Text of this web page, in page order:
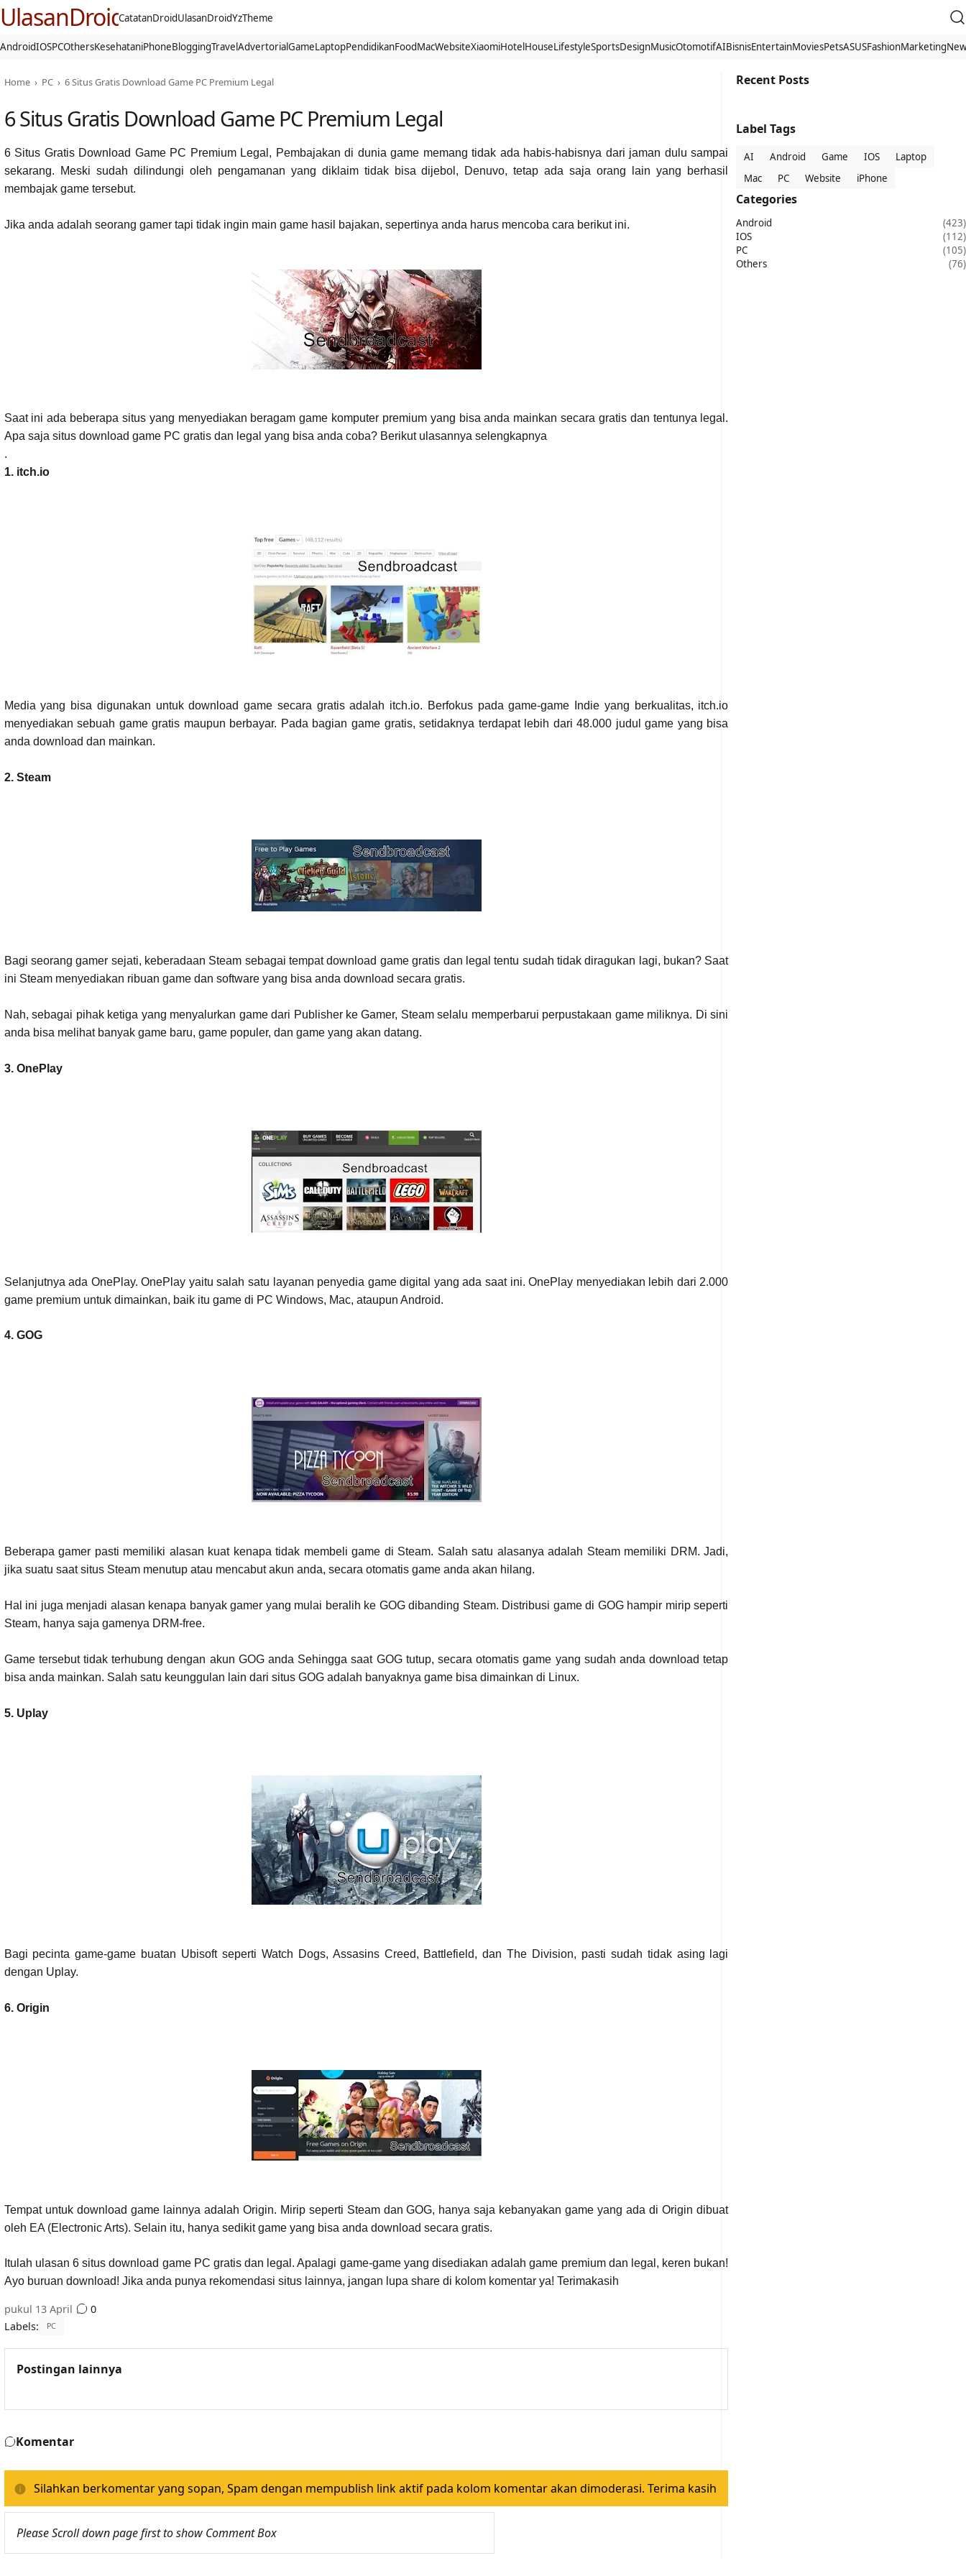
UlasanDroidCatatanDroidUlasanDroidYzTheme
AndroidIOSPCOthersKesehataniPhoneBloggingTravelAdvertorialGameLaptopPendidikanFoodMacWebsiteXiaomiHotelHouseLifestyleSportsDesignMusicOtomotifAIBisnisEntertainMoviesPetsASUSFashionMarketing
Home › PC › 6 Situs Gratis Download Game PC Premium Legal
6 Situs Gratis Download Game PC Premium Legal
6 Situs Gratis Download Game PC Premium Legal, Pembajakan di dunia game memang tidak ada habis-habisnya dari jaman dulu sampai
sekarang. Meski sudah dilindungi oleh pengamanan yang diklaim tidak bisa dijebol, Denuvo, tetap ada saja orang lain yang berhasil
membajak game tersebut.
Jika anda adalah seorang gamer tapi tidak ingin main game hasil bajakan, sepertinya anda harus mencoba cara berikut ini.
Saat ini ada beberapa situs yang menyediakan beragam game komputer premium yang bisa anda mainkan secara gratis dan tentunya legal.
Apa saja situs download game PC gratis dan legal yang bisa anda coba? Berikut ulasannya selengkapnya
.
1. itch.io
Media yang bisa digunakan untuk download game secara gratis adalah itch.io. Berfokus pada game-game Indie yang berkualitas, itch.io
menyediakan sebuah game gratis maupun berbayar. Pada bagian game gratis, setidaknya terdapat lebih dari 48.000 judul game yang bisa
anda download dan mainkan.
2. Steam
Bagi seorang gamer sejati, keberadaan Steam sebagai tempat download game gratis dan legal tentu sudah tidak diragukan lagi, bukan? Saat
ini Steam menyediakan ribuan game dan software yang bisa anda download secara gratis.
Nah, sebagai pihak ketiga yang menyalurkan game dari Publisher ke Gamer, Steam selalu memperbarui perpustakaan game miliknya. Di sini
anda bisa melihat banyak game baru, game populer, dan game yang akan datang.
3. OnePlay
Selanjutnya ada OnePlay. OnePlay yaitu salah satu layanan penyedia game digital yang ada saat ini. OnePlay menyediakan lebih dari 2.000
game premium untuk dimainkan, baik itu game di PC Windows, Mac, ataupun Android.
4. GOG
Beberapa gamer pasti memiliki alasan kuat kenapa tidak membeli game di Steam. Salah satu alasanya adalah Steam memiliki DRM. Jadi,
jika suatu saat situs Steam menutup atau mencabut akun anda, secara otomatis game anda akan hilang.
Hal ini juga menjadi alasan kenapa banyak gamer yang mulai beralih ke GOG dibanding Steam. Distribusi game di GOG hampir mirip seperti
Steam, hanya saja gamenya DRM-free.
Game tersebut tidak terhubung dengan akun GOG anda Sehingga saat GOG tutup, secara otomatis game yang sudah anda download tetap
bisa anda mainkan. Salah satu keunggulan lain dari situs GOG adalah banyaknya game bisa dimainkan di Linux.
5.Uplay
Bagi pecinta game-game buatan Ubisoft seperti Watch Dogs, Assasins Creed, Battlefield, dan The Division, pasti sudah tidak asing lagi
dengan Uplay.
6. Origin
Tempat untuk download game lainnya adalah Origin. Mirip seperti Steam dan GOG, hanya saja kebanyakan game yang ada di Origin dibuat
oleh EA (Electronic Arts). Selain itu, hanya sedikit game yang bisa anda download secara gratis.
Itulah ulasan 6 situs download game PC gratis dan legal. Apalagi game-game yang disediakan adalah game premium dan legal, keren bukan!
Ayo buruan download! Jika anda punya rekomendasi situs lainnya, jangan lupa share di kolom komentar ya! Terimakasih
pukul 13 April
0
Labels:
PC
Postingan lainnya
Komentar
Silahkan berkomentar yang sopan, Spam dengan mempublish link aktif pada kolom komentar akan dimoderasi. Terima kasih
Please Scroll down page first to show Comment Box
Recent Posts
Label Tags
AI Android Game IOS
Laptop
Mac
PC Website iPhone
Categories
Android
(423)
IOS
(112)
PC
(105)
Others
(76)